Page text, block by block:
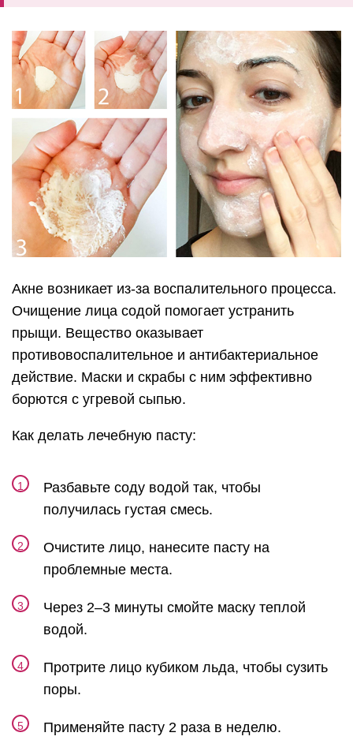
Акне возникает из-за воспалительного процесса.
Очищение лица содой помогает устранить
прыщи. Вещество оказывает
противовоспалительное и антибактериальное
действие. Маски и скрабы с ним эффективно
борются с угревой сыпью.
Как делать лечебную пасту:
Разбавьте соду водой так, чтобы
получилась густая смесь.
Очистите лицо, нанесите пасту на
проблемные места.
Через 2–3 минуты смойте маску теплой
водой.
Протрите лицо кубиком льда, чтобы сузить
поры.
Применяйте пасту 2 раза в неделю.